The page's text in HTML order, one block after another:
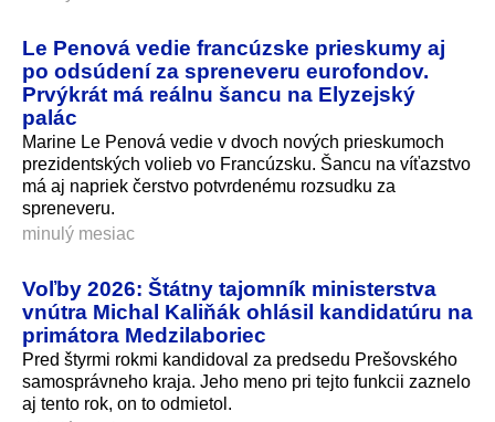
Le Penová vedie francúzske prieskumy aj
po odsúdení za spreneveru eurofondov.
Prvýkrát má reálnu šancu na Elyzejský
palác
Marine Le Penová vedie v dvoch nových prieskumoch
prezidentských volieb vo Francúzsku. Šancu na víťazstvo
má aj napriek čerstvo potvrdenému rozsudku za
spreneveru.
minulý mesiac
Voľby 2026: Štátny tajomník ministerstva
vnútra Michal Kaliňák ohlásil kandidatúru na
primátora Medzilaboriec
Pred štyrmi rokmi kandidoval za predsedu Prešovského
samosprávneho kraja. Jeho meno pri tejto funkcii zaznelo
aj tento rok, on to odmietol.